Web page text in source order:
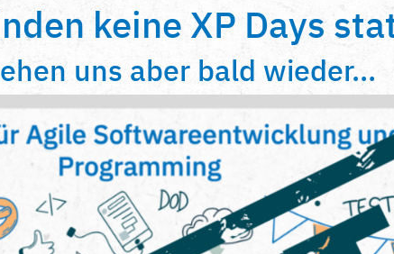
keine XP Days
uns aber bald wieder...